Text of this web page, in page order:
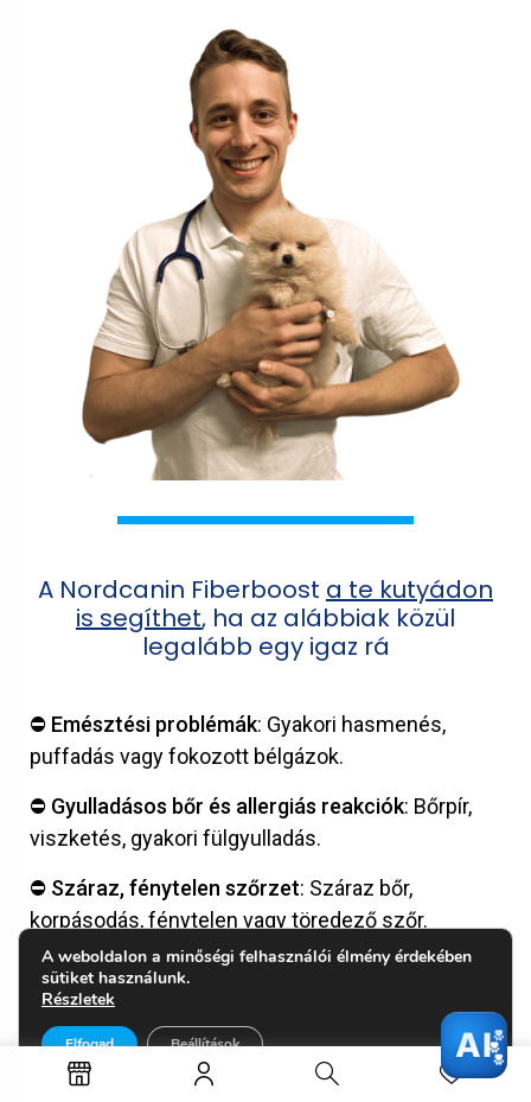
A Nordcanin Fiberboost a te kutyádon
is segíthet, ha az alábbiak közül
legalább egy igaz rá
⛔️ Emésztési problémák: Gyakori hasmenés,
puffadás vagy fokozott bélgázok.
⛔️ Gyulladásos bőr és allergiás reakciók: Bőrpír,
viszketés, gyakori fülgyulladás.
⛔️ Száraz, fénytelen szőrzet: Száraz bőr,
korpásodás, fénytelen vagy töredező szőr.
⛔️ Általános vitalitás és jólét hiánya:
Fáradékonyság, levertség, étvágytalanság.
⛔️ Gyenge immunrendszer: Gyakori
megbetegedések, lassú gyógyulás.
AI
A weboldalon a minőségi felhasználói élmény érdekében
sütiket használunk.
Részletek
Elfogad Beállítások